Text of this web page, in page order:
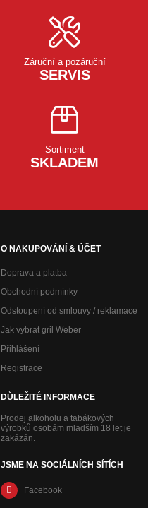
Záruční a pozáruční
SERVIS
Sortiment
SKLADEM
O NAKUPOVÁNÍ & ÚČET
Doprava a platba
Obchodní podmínky
Odstoupení od smlouvy / reklamace
Jak vybrat gril Weber
Přihlášení
Registrace
DŮLEŽITÉ INFORMACE
Prodej alkoholu a tabákových
výrobků osobám mladším 18 let je
zakázán.
JSME NA SOCIÁLNÍCH SÍTÍCH
Facebook